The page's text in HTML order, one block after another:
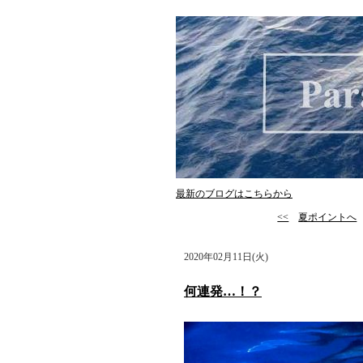
最新のブログはこちらから
<< 夏ポイントへ
2020年02月11日(火)
何連発…！？